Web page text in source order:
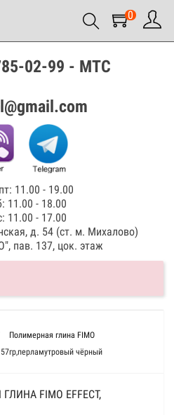
0
02-99 - МТС
11.00 - 19.00
11.00 - 18.00
11.00 - 17.00
д. 54 (ст. м. Михалово)
пав. 137, цок. этаж
Полимерная глина FIMO
чёрный
FIMO EFFECT,